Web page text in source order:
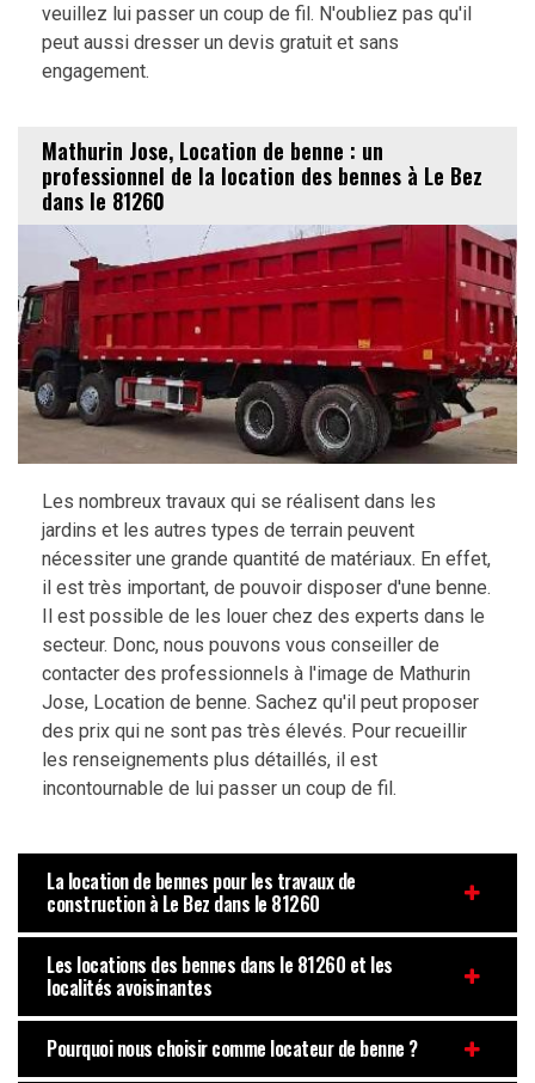
veuillez lui passer un coup de fil. N'oubliez pas qu'il
peut aussi dresser un devis gratuit et sans
engagement.
Mathurin Jose, Location de benne : un
professionnel de la location des bennes à Le Bez
dans le 81260
Les nombreux travaux qui se réalisent dans les
jardins et les autres types de terrain peuvent
nécessiter une grande quantité de matériaux. En effet,
il est très important, de pouvoir disposer d'une benne.
Il est possible de les louer chez des experts dans le
secteur. Donc, nous pouvons vous conseiller de
contacter des professionnels à l'image de Mathurin
Jose, Location de benne. Sachez qu'il peut proposer
des prix qui ne sont pas très élevés. Pour recueillir
les renseignements plus détaillés, il est
incontournable de lui passer un coup de fil.
La location de bennes pour les travaux de
construction à Le Bez dans le 81260
Les locations des bennes dans le 81260 et les
localités avoisinantes
Pourquoi nous choisir comme locateur de benne ?